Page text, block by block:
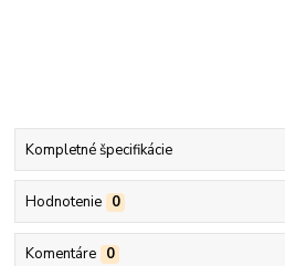
Kompletné špecifikácie
Hodnotenie 0
Komentáre 0